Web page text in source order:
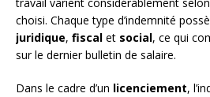
choisi. Chaque type d’indemnité
juridique, fiscal et social, ce qui
sur le dernier bulletin de salaire.
Dans le cadre d’un licenciement,